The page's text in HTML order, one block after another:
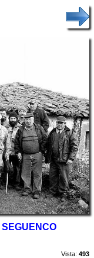
SEGUENCO
Vista: 493